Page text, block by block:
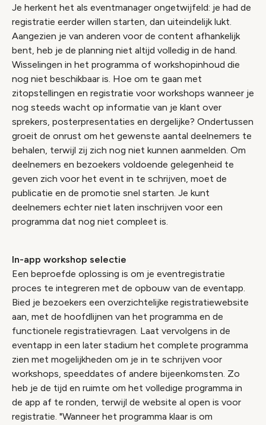
Je herkent het als eventmanager ongetwijfeld: je had de
registratie eerder willen starten, dan uiteindelijk lukt.
Aangezien je van anderen voor de content afhankelijk
bent, heb je de planning niet altijd volledig in de hand.
Wisselingen in het programma of workshopinhoud die
nog niet beschikbaar is. Hoe om te gaan met
zitopstellingen en registratie voor workshops wanneer je
nog steeds wacht op informatie van je klant over
sprekers, posterpresentaties en dergelijke? Ondertussen
groeit de onrust om het gewenste aantal deelnemers te
behalen, terwijl zij zich nog niet kunnen aanmelden. Om
deelnemers en bezoekers voldoende gelegenheid te
geven zich voor het event in te schrijven, moet de
publicatie en de promotie snel starten. Je kunt
deelnemers echter niet laten inschrijven voor een
programma dat nog niet compleet is.
In-app workshop selectie
Een beproefde oplossing is om je eventregistratie
proces te integreren met de opbouw van de eventapp.
Bied je bezoekers een overzichtelijke registratiewebsite
aan, met de hoofdlijnen van het programma en de
functionele registratievragen. Laat vervolgens in de
eventapp in een later stadium het complete programma
zien met mogelijkheden om je in te schrijven voor
workshops, speeddates of andere bijeenkomsten. Zo
heb je de tijd en ruimte om het volledige programma in
de app af te ronden, terwijl de website al open is voor
registratie. "Wanneer het programma klaar is om